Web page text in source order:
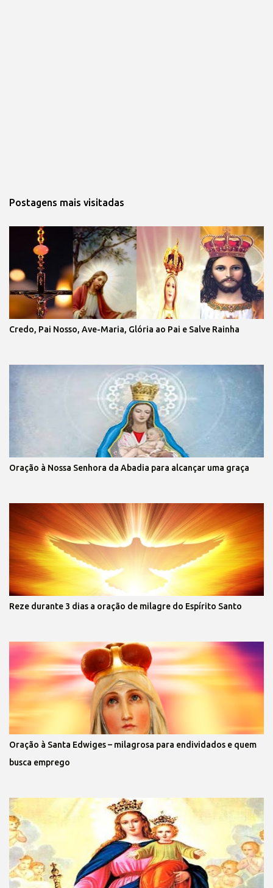
Postagens mais visitadas
Credo, Pai Nosso, Ave-Maria, Glória ao Pai e Salve Rainha
Oração à Nossa Senhora da Abadia para alcançar uma graça
Reze durante 3 dias a oração de milagre do Espírito Santo
Oração à Santa Edwiges – milagrosa para endividados e quem
busca emprego